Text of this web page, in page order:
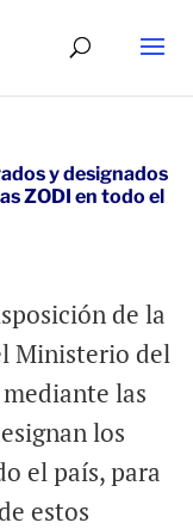
y designados
ZODI en todo el
de la
Ministerio del
las
los
el país, para
estos